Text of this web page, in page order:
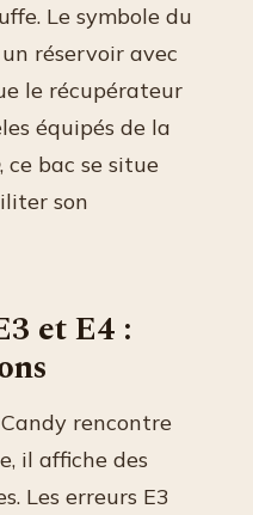
Le symbole du
réservoir avec
le récupérateur
équipés de la
, ce bac se situe
son
et E4 :
rencontre
il affiche des
Les erreurs E3